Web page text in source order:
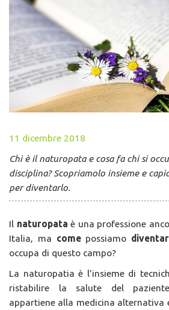
11 dicembre 2018
Chi è il naturopata e cosa fa chi si
disciplina? Scopriamolo insieme e
per diventarlo.
Il naturopata è una professione
Italia, ma come possiamo
occupa di questo campo?
La naturopatia è l’insieme di
ristabilire la salute del
appartiene alla medicina alternativa